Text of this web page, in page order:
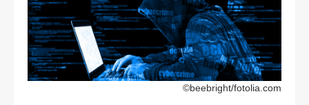
©beebright/fotolia.com